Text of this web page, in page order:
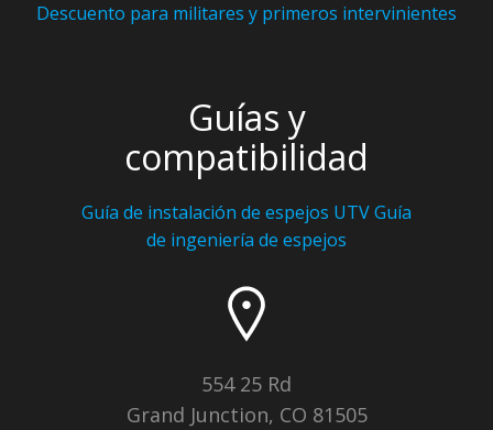
Descuento para militares y primeros intervinientes
Guías y
compatibilidad
Guía de instalación de espejos UTVGuía
de ingeniería de espejos
554 25 Rd
Grand Junction, CO 81505